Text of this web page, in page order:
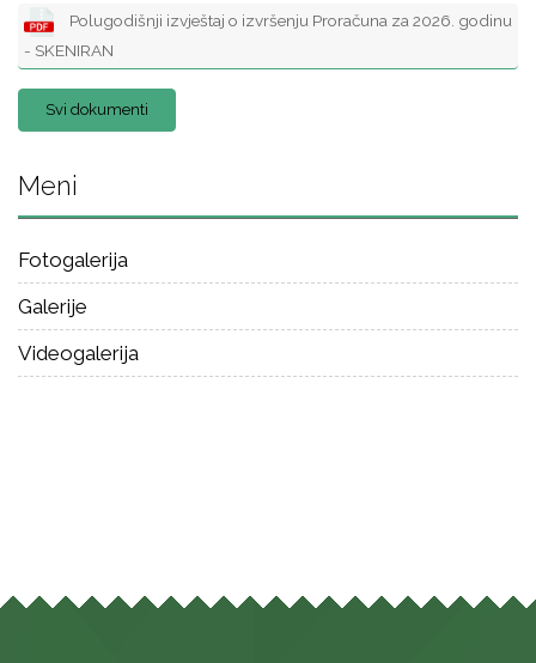
Polugodišnji izvještaj o izvršenju Proračuna za 2026. godinu
- SKENIRAN
Svi dokumenti
Meni
Fotogalerija
Galerije
Videogalerija